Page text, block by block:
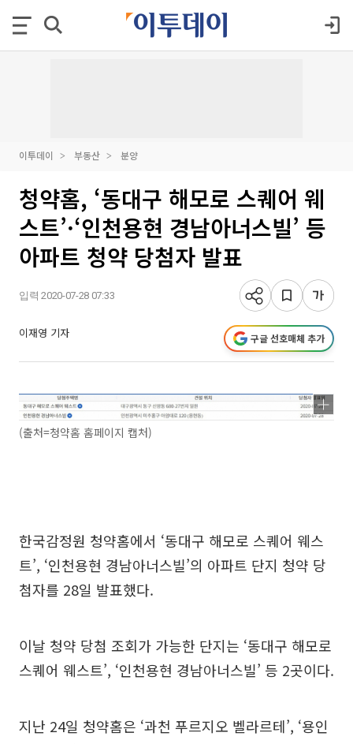
이투데이 부동산 분양
청약홈, ‘동대구 해모로 스퀘어 웨
스트’·‘인천용현 경남아너스빌’ 등
아파트 청약 당첨자 발표
입력 2020-07-28 07:33
이재영 기자 구글 선호매체 추가
(출처=청약홈 홈페이지 캡처)
한국감정원 청약홈에서 ‘동대구 해모로 스퀘어 웨스
트’, ‘인천용현 경남아너스빌’의 아파트 단지 청약 당
첨자를 28일 발표했다.
이날 청약 당첨 조회가 가능한 단지는 ‘동대구 해모로
스퀘어 웨스트’, ‘인천용현 경남아너스빌’ 등 2곳이다.
지난 24일 청약홈은 ‘과천 푸르지오 벨라르테’, ‘용인